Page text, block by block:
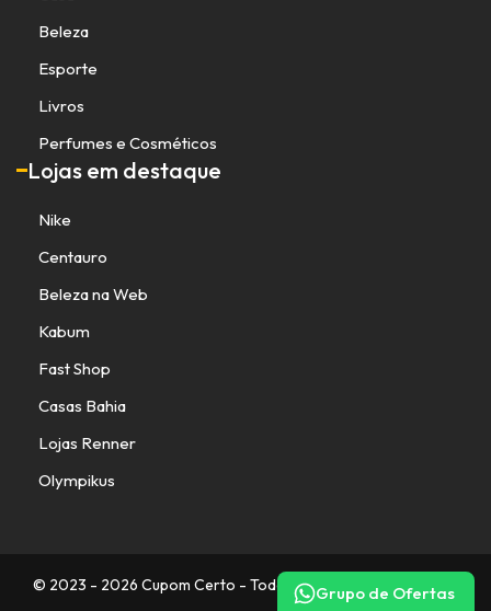
Grupo de Ofertas
Beleza
Esporte
Livros
Perfumes e Cosméticos
Lojas em destaque
Nike
Centauro
Beleza na Web
Kabum
Fast Shop
Casas Bahia
Lojas Renner
Olympikus
© 2023 - 2026 Cupom Certo - Todos os direitos reservados.